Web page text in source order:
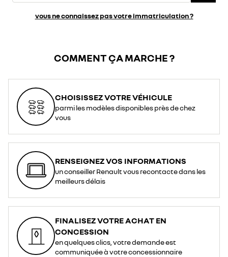
vous ne connaissez pas votre immatriculation ?
COMMENT ÇA MARCHE ?
CHOISISSEZ VOTRE VÉHICULE
parmi les modèles disponibles près de chez
vous
RENSEIGNEZ VOS INFORMATIONS
un conseiller Renault vous recontacte dans les
meilleurs délais
FINALISEZ VOTRE ACHAT EN
CONCESSION
en quelques clics, votre demande est
communiquée à votre concessionnaire